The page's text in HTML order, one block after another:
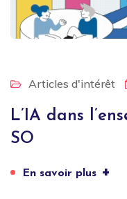
Articles d'intérêt
L’IA dans
SO
En savoir plus +